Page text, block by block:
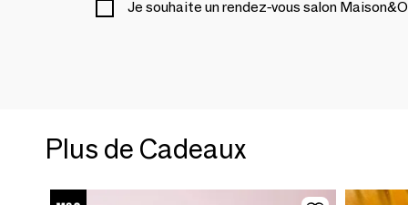
Je souhaite un rendez-vous salon
Plus de Cadeaux